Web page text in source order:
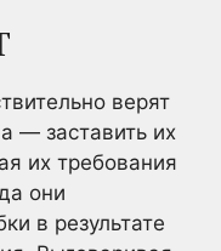
верят
— заставить их
их требования
они
в результате